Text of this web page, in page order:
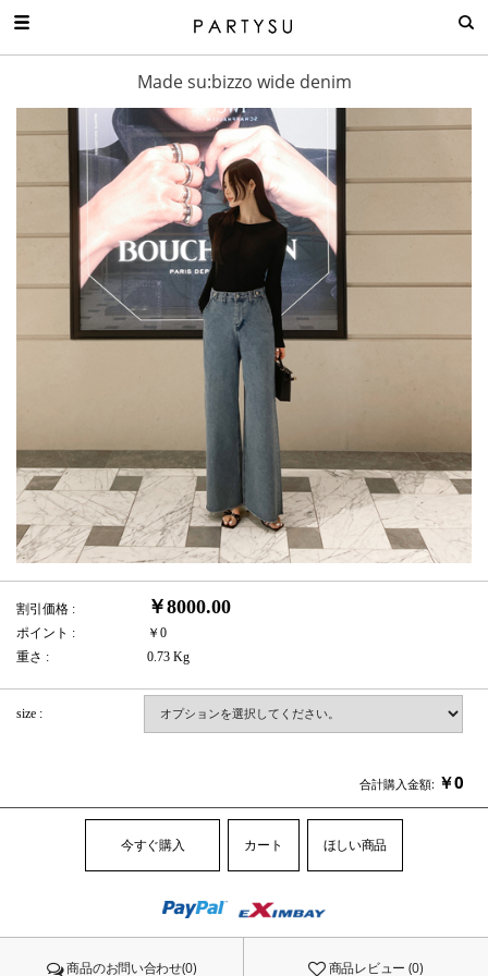
Made su:bizzo wide denim
割引価格 : ￥8000.00
ポイント :
￥0
重さ :
0.73 Kg
size :
合計購入金額: ￥0
今すぐ購入 カート ほしい商品
商品のお問い合わせ(0) 商品レビュー (0)